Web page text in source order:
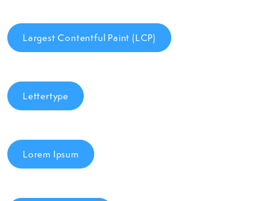
Largest Contentful Paint (LCP)
Lettertype
Lorem Ipsum